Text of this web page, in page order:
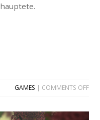
GAMES | COMMENTS OFFON